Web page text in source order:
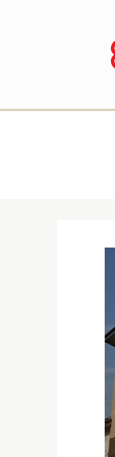
ツ
へ
キ
ッ
プ